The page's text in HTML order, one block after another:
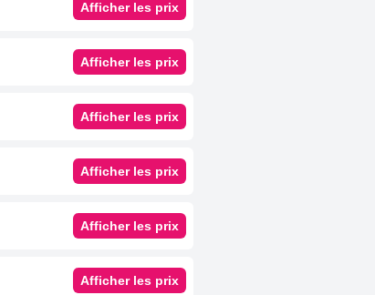
Afficher les prix
Afficher les prix
Afficher les prix
Afficher les prix
Afficher les prix
Afficher les prix